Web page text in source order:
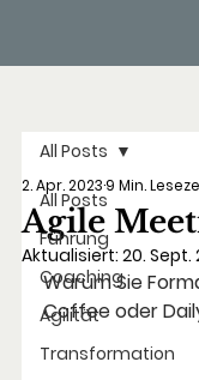
All Posts
Führung
Coaching
Agilität
Transformation
All Posts
Agile
2. Apr. 20239 Min.
Aktualisiert: 20. Sept.
Warum Sie
Coffee oder